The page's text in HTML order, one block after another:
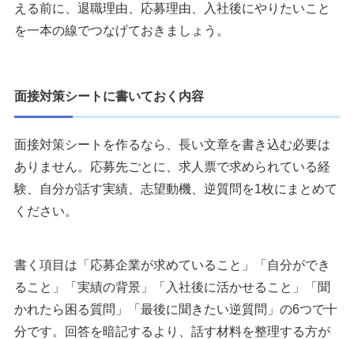
える前に、退職理由、応募理由、入社後にやりたいこと
を一本の線でつなげておきましょう。
面接対策シートに書いておく内容
面接対策シートを作るなら、長い文章を書き込む必要は
ありません。応募先ごとに、求人票で求められている経
験、自分が話す実績、志望動機、逆質問を1枚にまとめて
ください。
書く項目は「応募企業が求めていること」「自分ができ
ること」「実績の背景」「入社後に活かせること」「聞
かれたら困る質問」「最後に聞きたい逆質問」の6つで十
分です。回答を暗記するより、話す材料を整理する方が